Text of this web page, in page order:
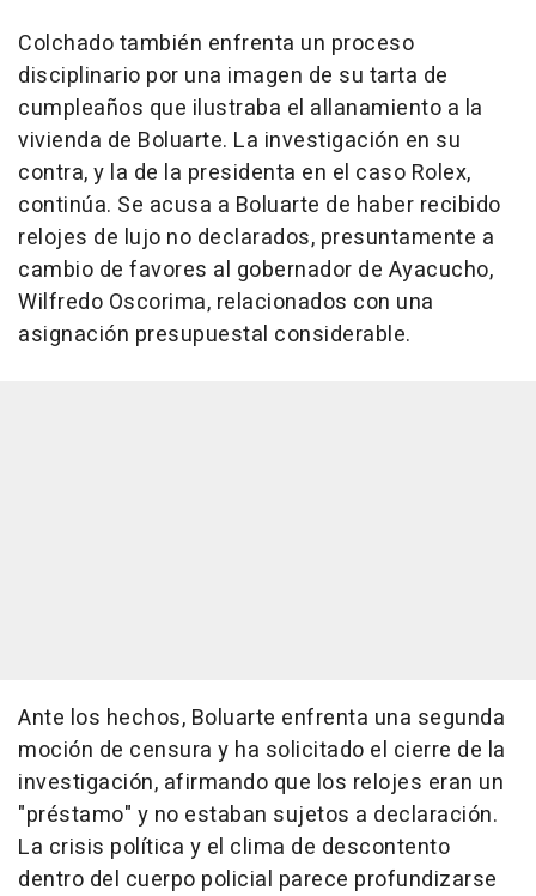
Colchado también enfrenta un proceso
disciplinario por una imagen de su tarta de
cumpleaños que ilustraba el allanamiento a la
vivienda de Boluarte. La investigación en su
contra, y la de la presidenta en el caso Rolex,
continúa. Se acusa a Boluarte de haber recibido
relojes de lujo no declarados, presuntamente a
cambio de favores al gobernador de Ayacucho,
Wilfredo Oscorima, relacionados con una
asignación presupuestal considerable.
Ante los hechos, Boluarte enfrenta una segunda
moción de censura y ha solicitado el cierre de la
investigación, afirmando que los relojes eran un
"préstamo" y no estaban sujetos a declaración.
La crisis política y el clima de descontento
dentro del cuerpo policial parece profundizarse